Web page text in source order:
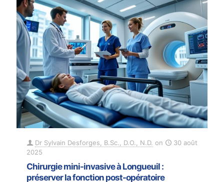
Dr Sylvain Desforges, B.Sc., D.O., N.D. on
30 août
2025
Chirurgie mini-invasive à Longueuil :
préserver la fonction post-opératoire